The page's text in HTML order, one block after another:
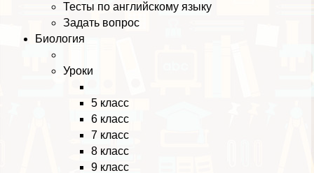
Тесты по английскому языку
Задать вопрос
Биология
Уроки
5 класс
6 класс
7 класс
8 класс
9 класс